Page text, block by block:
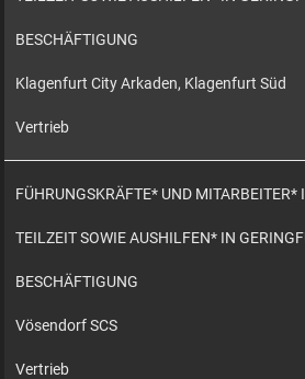
BESCHÄFTIGUNG
Klagenfurt City Arkaden, Klagenfurt Süd
Vertrieb
FÜHRUNGSKRÄFTE* UND MITARBEITER*
TEILZEIT SOWIE AUSHILFEN* IN
BESCHÄFTIGUNG
Vösendorf SCS
Vertrieb